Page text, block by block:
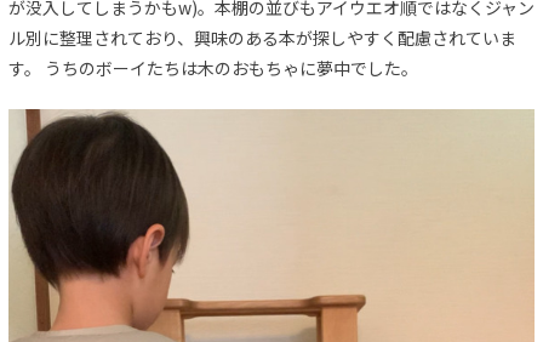
が没入してしまうかもw)。本棚の並びもアイウエオ順ではなくジャン
ル別に整理されており、興味のある本が探しやすく配慮されていま
す。 うちのボーイたちは木のおもちゃに夢中でした。